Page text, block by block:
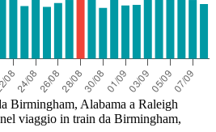
Birmingham, Alabama a Raleigh
viaggio in train da Birmingham,